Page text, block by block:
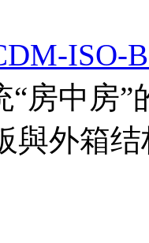
ISO-
“房中房
與外箱